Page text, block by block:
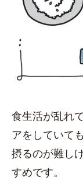
食生活が乱れ
アをしていて
摂るのが難し
すめです。